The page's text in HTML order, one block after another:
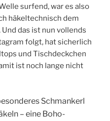
surfend, war es also
häkeltechnisch dem
das ist nun vollends
folgt, hat sicherlich
und Tischdeckchen
ist noch lange nicht
Schmankerl
– eine Boho-